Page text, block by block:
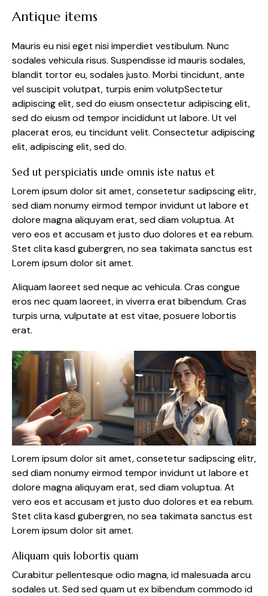
Antique items
Mauris eu nisi eget nisi imperdiet vestibulum. Nunc
sodales vehicula risus. Suspendisse id mauris sodales,
blandit tortor eu, sodales justo. Morbi tincidunt, ante
vel suscipit volutpat, turpis enim volutpSectetur
adipiscing elit, sed do eiusm onsectetur adipiscing elit,
sed do eiusm od tempor incididunt ut labore. Ut vel
placerat eros, eu tincidunt velit. Consectetur adipiscing
elit, adipiscing elit, sed do.
Sed ut perspiciatis unde omnis iste natus et
Lorem ipsum dolor sit amet, consetetur sadipscing elitr,
sed diam nonumy eirmod tempor invidunt ut labore et
dolore magna aliquyam erat, sed diam voluptua. At
vero eos et accusam et justo duo dolores et ea rebum.
Stet clita kasd gubergren, no sea takimata sanctus est
Lorem ipsum dolor sit amet.
Aliquam laoreet sed neque ac vehicula. Cras congue
eros nec quam laoreet, in viverra erat bibendum. Cras
turpis urna, vulputate at est vitae, posuere lobortis
erat.
Lorem ipsum dolor sit amet, consetetur sadipscing elitr,
sed diam nonumy eirmod tempor invidunt ut labore et
dolore magna aliquyam erat, sed diam voluptua. At
vero eos et accusam et justo duo dolores et ea rebum.
Stet clita kasd gubergren, no sea takimata sanctus est
Lorem ipsum dolor sit amet.
Aliquam quis lobortis quam
Curabitur pellentesque odio magna, id malesuada arcu
sodales ut. Sed sed quam ut ex bibendum commodo id